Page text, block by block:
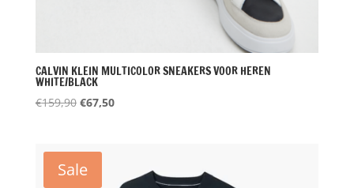
CALVIN KLEIN MULTICOLOR SNEAKERS VOOR HEREN
WHITE/BLACK
€159,90 Oorspronkelijke
€159,90.
€67,50Huidige
Sale